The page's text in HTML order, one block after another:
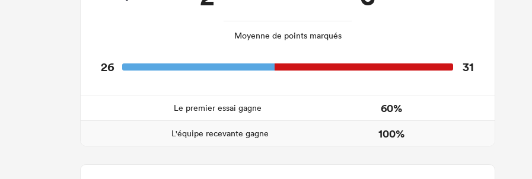
Moyenne de points marqués
26 31
Le premier essai gagne 60%
L'équipe recevante gagne 100%